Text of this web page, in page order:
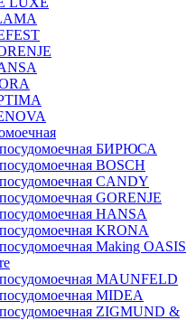
БИРЮСА
BOSCH
CANDY
GORENJE
HANSA
KRONA
Making OASIS
MAUNFELD
MIDEA
ZIGMUND &